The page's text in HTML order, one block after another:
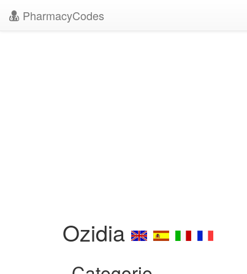
PharmacyCodes
Ozidia